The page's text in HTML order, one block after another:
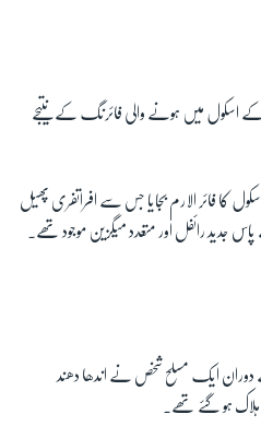
کے اسکول میں ہونے والی فائرنگ کے نتیجے
کا فائر الارم بجایا جس سے افراتفری پھیل
جدید رائفل اور متعدد میگزین موجود تھے۔
دوران ایک مسلح شخص نے اندھا دھند